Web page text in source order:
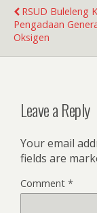
RSUD Buleleng
Pengadaan
Oksigen
Leave a Reply
Your email
fields are
Comment *